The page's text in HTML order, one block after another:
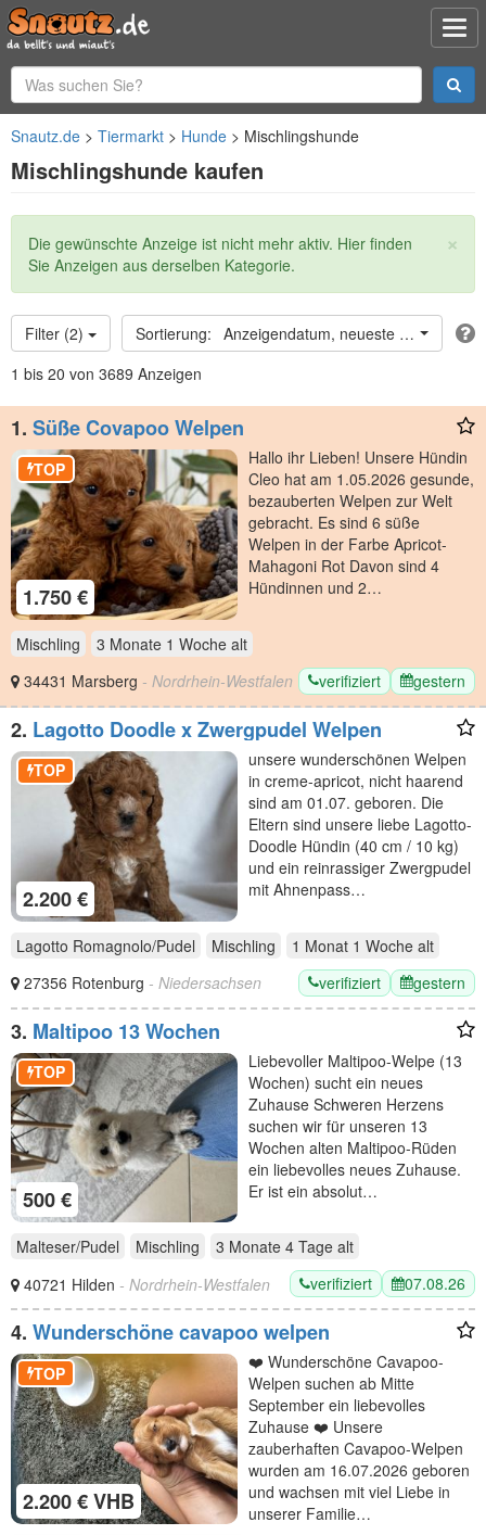
Snautz.de Tiermarkt Hunde Mischlingshunde
Mischlingshunde kaufen
×
Statusmeldung
Die gewünschte Anzeige ist nicht mehr aktiv. Hier finden
Sie Anzeigen aus derselben Kategorie.
Filter (2)
Anzeigendatum, neueste oben
1 bis 20 von 3689 Anzeigen
1. Süße Covapoo Welpen
1.750 €
TOP
Hallo ihr Lieben! Unsere Hündin
Cleo hat am 1.05.2026 gesunde,
bezauberten Welpen zur Welt
gebracht. Es sind 6 süße
Welpen in der Farbe Apricot-
Mahagoni Rot Davon sind 4
Hündinnen und 2…
Mischling 3 Monate 1 Woche alt
34431 Marsberg - Nordrhein-Westfalen verifiziert gestern
2. Lagotto Doodle x Zwergpudel Welpen
2.200 €
TOP
unsere wunderschönen Welpen
in creme-apricot, nicht haarend
sind am 01.07. geboren. Die
Eltern sind unsere liebe Lagotto-
Doodle Hündin (40 cm / 10 kg)
und ein reinrassiger Zwergpudel
mit Ahnenpass…
Lagotto Romagnolo/Pudel Mischling 1 Monat 1 Woche alt
27356 Rotenburg - Niedersachsen verifiziert gestern
3. Maltipoo 13 Wochen
500 €
TOP
Liebevoller Maltipoo-Welpe (13
Wochen) sucht ein neues
Zuhause Schweren Herzens
suchen wir für unseren 13
Wochen alten Maltipoo-Rüden
ein liebevolles neues Zuhause.
Er ist ein absolut…
Malteser/Pudel Mischling 3 Monate 4 Tage alt
40721 Hilden - Nordrhein-Westfalen verifiziert 07.08.26
4. Wunderschöne cavapoo welpen
2.200 € VHB
TOP
❤️ Wunderschöne Cavapoo-
Welpen suchen ab Mitte
September ein liebevolles
Zuhause ❤️ Unsere
zauberhaften Cavapoo-Welpen
wurden am 16.07.2026 geboren
und wachsen mit viel Liebe in
unserer Familie…